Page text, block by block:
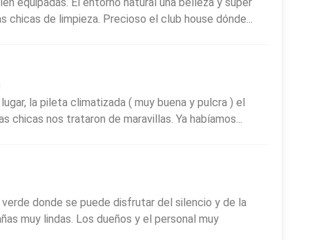
equipadas. El entorno natural una belleza y súper
chicas de limpieza. Precioso el club house dónde...
la pileta climatizada ( muy buena y pulcra ) el
chicas nos trataron de maravillas. Ya habíamos...
donde se puede disfrutar del silencio y de la
muy lindas. Los dueños y el personal muy